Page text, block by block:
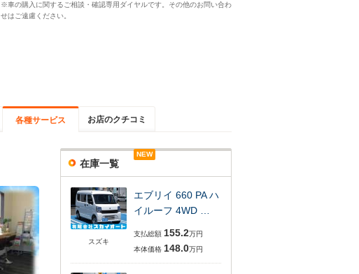
※車の購入に関するご相談・確認専用ダイヤルです。その他のお問い合わ
せはご遠慮ください。
各種サービス お店のクチコミ
在庫一覧
スズキ
NEW
エブリイ 660 PA ハ
イルーフ 4WD …
支払総額 155.2万円
本体価格 148.0万円